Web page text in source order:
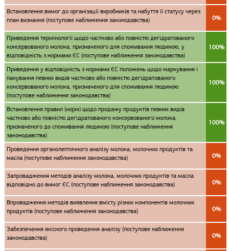
Встановлення вимог до організації виробників та набуття її статусу через
план визнання (поступове наближення законодавства)
0%
Приведення термінології щодо частково або повністю дегідратованого
консервованого молока, призначеного для споживання людиною, у
відповідність з нормами ЄС (поступове наближення законодавства)
100%
Приведення у відповідність з нормами ЄС положень щодо маркування і
пакування певних видів частково або повністю дегідратованого
консервованого молока, призначеного для споживання людиною
(поступове наближення законодавства)
100%
Встановлення правил (норм) щодо продажу продуктів певних видів
частково або повністю дегідратованого консервованого молока,
призначеного до споживання людиною (поступове наближення
законодавства)
100%
Проведення органолептичного аналізу молока, молочних продуктів та
масла (поступове наближення законодавства)
0%
Запровадження методів аналізу молока, молочних продуктів та масла
відповідно до вимог ЄС (поступове наближення законодавства)
0%
Впровадження методів виявлення вмісту різних компонентів молочних
продуктів (поступове наближення законодавства)
0%
Забезпечення якісного проведення аналізу (поступове наближення
законодавства)
0%